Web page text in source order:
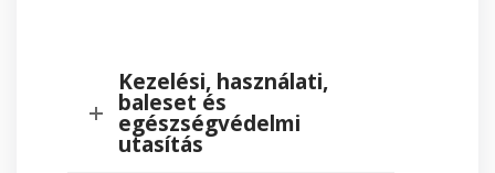
Kezelési, használati,
baleset és
egészségvédelmi
utasítás